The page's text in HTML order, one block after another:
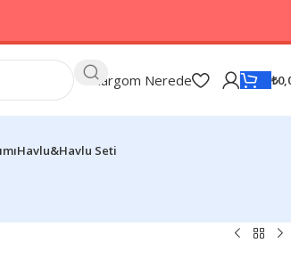
Kargom Nerede ₺
Havlu&Havlu Seti